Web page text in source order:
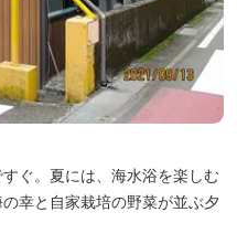
ぐ。夏には、海水浴を楽しむ
幸と自家栽培の野菜が並ぶ夕